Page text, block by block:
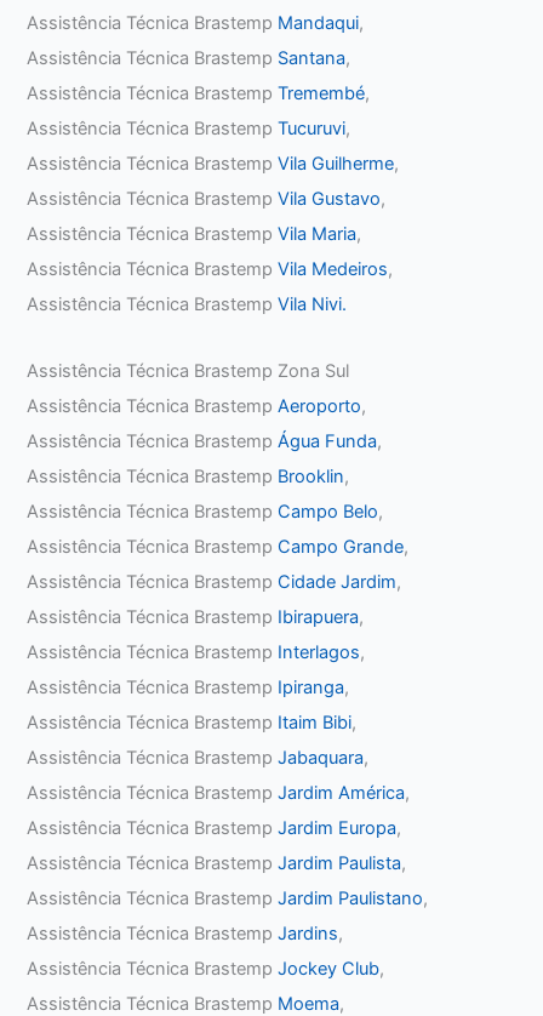
Assistência Técnica Brastemp Mandaqui,
Assistência Técnica Brastemp Santana,
Assistência Técnica BrastempTremembé,
Assistência Técnica BrastempTucuruvi,
Assistência Técnica BrastempVila Guilherme,
Assistência Técnica BrastempVila Gustavo,
Assistência Técnica BrastempVila Maria,
Assistência Técnica BrastempVila Medeiros,
Assistência Técnica BrastempVila Nivi.
Assistência Técnica Brastemp Zona Sul
Assistência Técnica BrastempAeroporto,
Assistência Técnica BrastempÁgua Funda,
Assistência Técnica Brastemp Brooklin,
Assistência Técnica BrastempCampo Belo,
Assistência Técnica BrastempCampo Grande,
Assistência Técnica BrastempCidade Jardim,
Assistência Técnica Brastemp Ibirapuera,
Assistência Técnica Brastemp Interlagos,
Assistência Técnica Brastemp Ipiranga,
Assistência Técnica Brastemp Itaim Bibi,
Assistência Técnica BrastempJabaquara,
Assistência Técnica BrastempJardim América,
Assistência Técnica BrastempJardim Europa,
Assistência Técnica BrastempJardim Paulista,
Assistência Técnica BrastempJardim Paulistano,
Assistência Técnica BrastempJardins,
Assistência Técnica BrastempJockey Club,
Assistência Técnica Brastemp Moema,